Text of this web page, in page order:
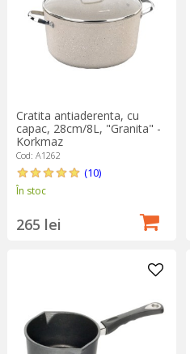
Cratita antiaderenta, cu
capac, 28cm/8L, "Granita" -
Korkmaz
Cod: A1262
(10)
În stoc
265 lei